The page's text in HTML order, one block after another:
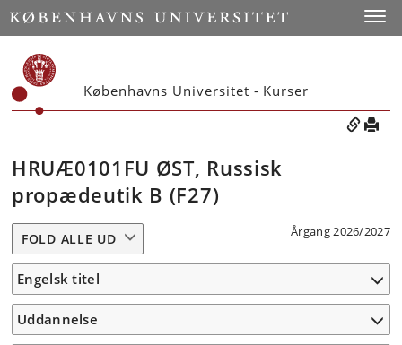
Københavns Universitet - Kurser
HRUÆ0101FU ØST, Russisk
propædeutik B (F27)
Årgang 2026/2027
FOLD ALLE UD
Engelsk titel
Uddannelse